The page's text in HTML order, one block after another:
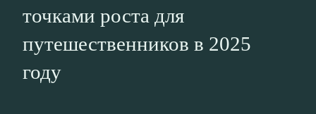
точками роста для
путешественников в 2025
году